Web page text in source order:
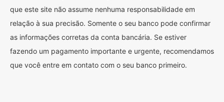
que este site não assume nenhuma responsabilidade em
relação à sua precisão. Somente o seu banco pode confirmar
as informações corretas da conta bancária. Se estiver
fazendo um pagamento importante e urgente, recomendamos
que você entre em contato com o seu banco primeiro.